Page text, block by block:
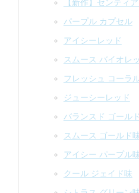
【新作】センティ
パープル カプセル
アイシーレッド
スムース バイオレ
フレッシュ コーラ
ジューシーレッド
バランスド ゴール
スムース ゴールド
アイシー パープル
クール ジェイド味